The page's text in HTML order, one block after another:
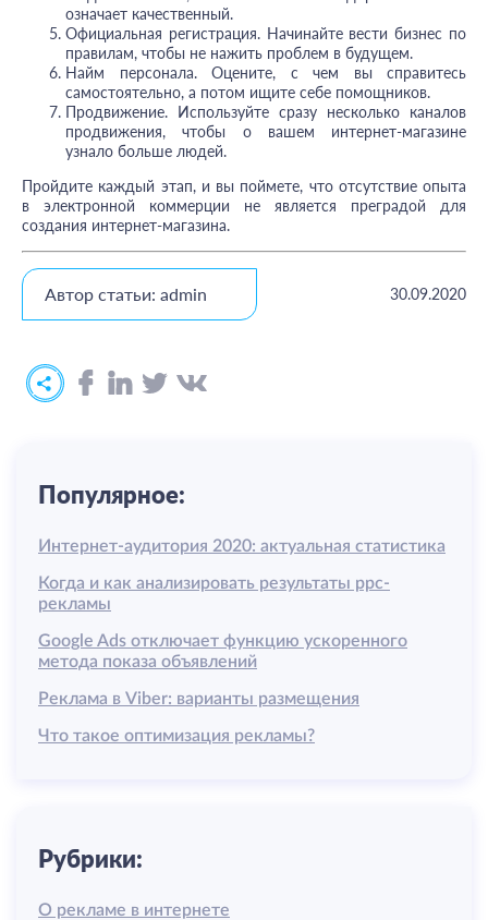
означает качественный.
Официальная регистрация. Начинайте вести бизнес по
правилам, чтобы не нажить проблем в будущем.
Найм персонала. Оцените, с чем вы справитесь
самостоятельно, а потом ищите себе помощников.
Продвижение. Используйте сразу несколько каналов
продвижения, чтобы о вашем интернет-магазине
узнало больше людей.
Пройдите каждый этап, и вы поймете, что отсутствие опыта
в электронной коммерции не является преградой для
создания интернет-магазина.
Автор статьи: admin 30.09.2020
Популярное:
Интернет-аудитория 2020: актуальная статистика
Когда и как анализировать результаты ррс-
рекламы
Google Ads отключает функцию ускоренного
метода показа объявлений
Реклама в Viber: варианты размещения
Что такое оптимизация рекламы?
Рубрики:
О рекламе в интернете